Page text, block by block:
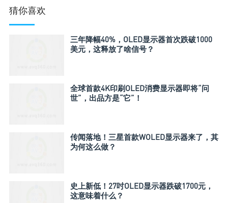
猜你喜欢
三年降幅40%，OLED显示器首次跌破1000
美元，这释放了啥信号？
全球首款4K印刷OLED消费显示器即将“问
世”，出品方是“它”！
传闻落地！三星首款WOLED显示器来了，其
为何这么做？
史上新低！27吋OLED显示器跌破1700元，
这意味着什么？